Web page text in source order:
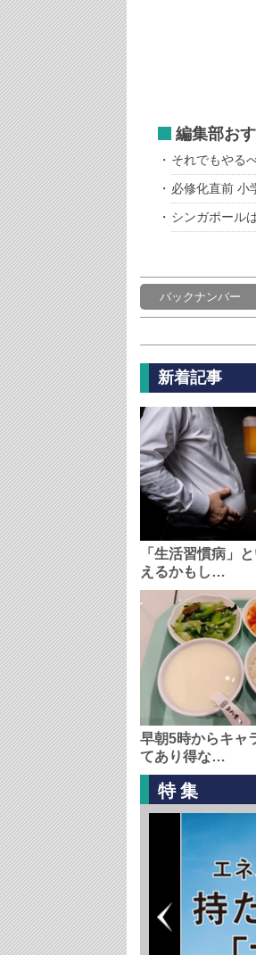
編集部お
それでもやる
必修化直前 小
シンガポール
バックナンバー
新着記事
「生活習慣病」
えるかもし…
早朝5時からキャ
てあり得な…
特集